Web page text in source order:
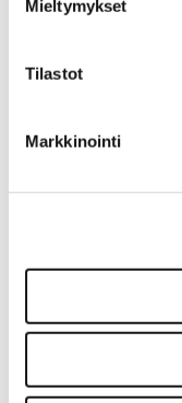
Mieltymykset
Tilastot
Markkinointi
Muut
Valot